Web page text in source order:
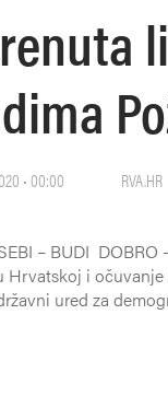
• 00:00 RVA.HR
– BUDI
Hrvatskoj i
ured za